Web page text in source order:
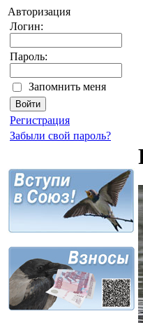
Авторизация
Логин:
Пароль:
Запомнить меня
Регистрация
Забыли свой пароль?